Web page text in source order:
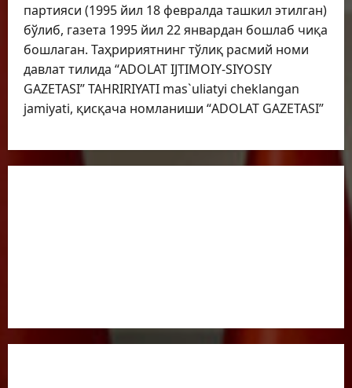
партияси (1995 йил 18 февралда ташкил этилган)
бўлиб, газета 1995 йил 22 январдан бошлаб чиқа
бошлаган. Таҳририятнинг тўлиқ расмий номи
давлат тилида “ADOLAT IJTIMOIY-SIYOSIY
GAZETASI” TAHRIRIYATI mas`uliatyi cheklangan
jamiyati, қисқача номланиши “ADOLAT GAZETASI”